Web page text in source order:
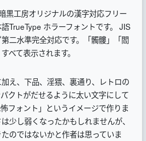
黒工房オリジナルの漢字対応フリー
語TrueType ホラーフォントです。 JIS
二水準完全対応です。「髑髏」「閻
べて表示されます。
え、下品、淫猥、裏通り、レトロの
クトがだせるように太い文字にして
フォント」というイメージで作りま
少し弱くなったかもしれませんが、
のではないかと作者は思っていま